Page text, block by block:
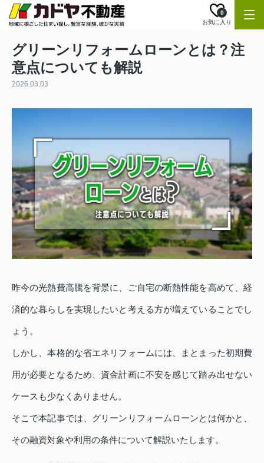
お気に入り
0
グリーンリフォームローンとは？注
意点についても解説
2026.03.03
昨今の光熱費高騰を背景に、ご自宅の断熱性能を高めて、経
済的な暮らしを実現したいと考える方が増えていることでし
ょう。
しかし、本格的な省エネリフォームには、まとまった初期費
用が必要となるため、資金計画に不安を感じて踏み出せない
ケースも少なくありません。
そこで本記事では、グリーンリフォームローンとは何かと、
その融資対象や利用の条件について解説いたします。